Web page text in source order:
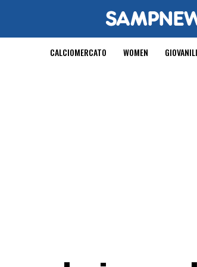
CALCIOMERCATO WOMEN GIOVANILI